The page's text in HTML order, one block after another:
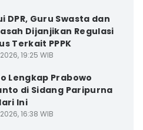
DPR, Guru Swasta dan
Dijanjikan Regulasi
Terkait PPPK
19:25 WIB
Lengkap Prabowo
di Sidang Paripurna
Ini
16:38 WIB